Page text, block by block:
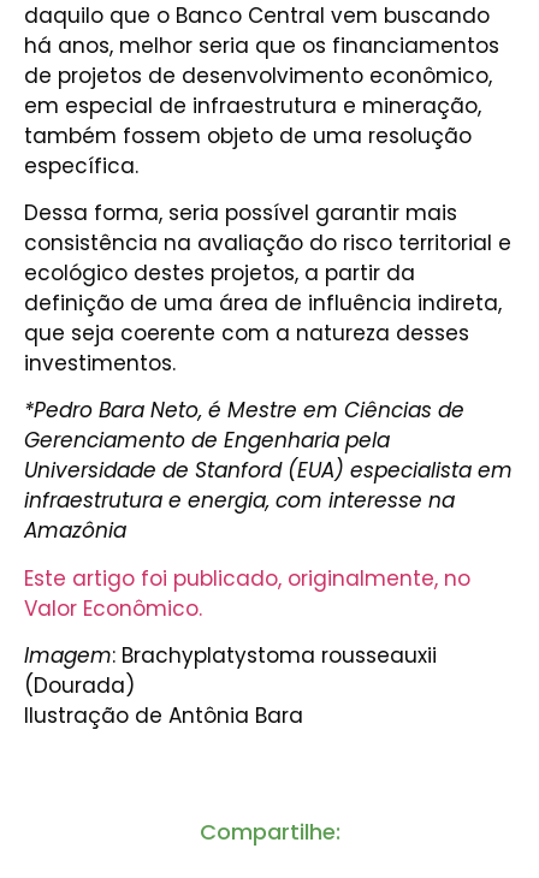
daquilo que o Banco Central vem buscando
há anos, melhor seria que os financiamentos
de projetos de desenvolvimento econômico,
em especial de infraestrutura e mineração,
também fossem objeto de uma resolução
específica.
Dessa forma, seria possível garantir mais
consistência na avaliação do risco territorial e
ecológico destes projetos, a partir da
definição de uma área de influência indireta,
que seja coerente com a natureza desses
investimentos.
*Pedro Bara Neto, é Mestre em Ciências de
Gerenciamento de Engenharia pela
Universidade de Stanford (EUA) especialista em
infraestrutura e energia, com interesse na
Amazônia
Este artigo foi publicado, originalmente, no
Valor Econômico.
Imagem: Brachyplatystoma rousseauxii
(Dourada)
Ilustração de Antônia Bara
Compartilhe: